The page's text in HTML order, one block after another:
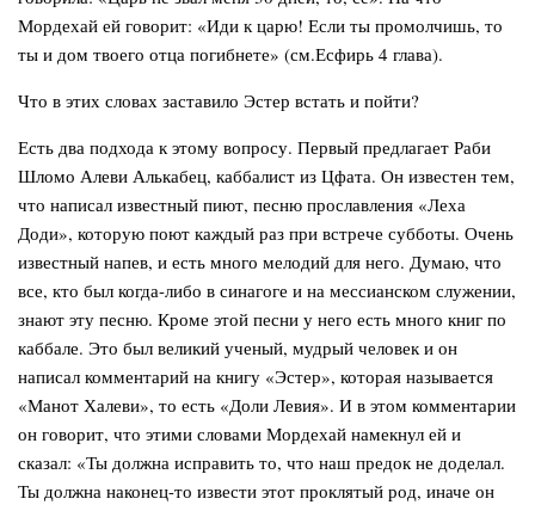
Мордехай ей говорит: «Иди к царю! Если ты промолчишь, то
ты и дом твоего отца погибнете» (см.Есфирь 4 глава).
Что в этих словах заставило Эстер встать и пойти?
Есть два подхода к этому вопросу. Первый предлагает Раби
Шломо Алеви Алькабец, каббалист из Цфата. Он известен тем,
что написал известный пиют, песню прославления «Леха
Доди», которую поют каждый раз при встрече субботы. Очень
известный напев, и есть много мелодий для него. Думаю, что
все, кто был когда-либо в синагоге и на мессианском служении,
знают эту песню. Кроме этой песни у него есть много книг по
каббале. Это был великий ученый, мудрый человек и он
написал комментарий на книгу «Эстер», которая называется
«Манот Халеви», то есть «Доли Левия». И в этом комментарии
он говорит, что этими словами Мордехай намекнул ей и
сказал: «Ты должна исправить то, что наш предок не доделал.
Ты должна наконец-то извести этот проклятый род, иначе он